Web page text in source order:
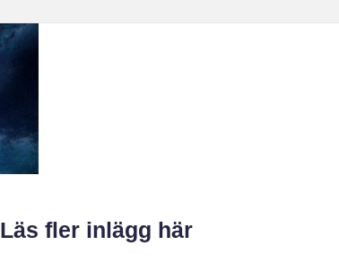
Läs fler inlägg här